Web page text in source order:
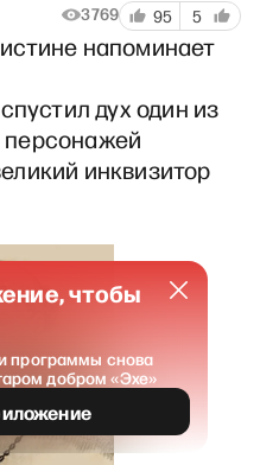
3769 95 5
напоминает
дух один из
персонажей
инквизитор
чтобы
программы снова
добром «Эхе»